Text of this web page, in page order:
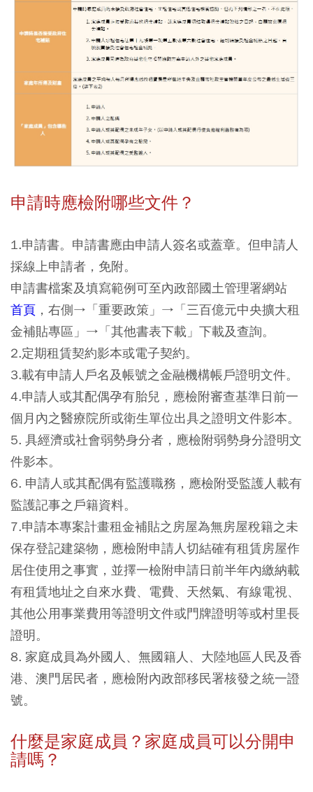
申請時應檢附哪些文件？
1.申請書。申請書應由申請人簽名或蓋章。但申請人
採線上申請者，免附。
申請書檔案及填寫範例可至內政部國土管理署網站
首頁 ，右側→「重要政策」→「三百億元中央擴大租
金補貼專區」→「其他書表下載」下載及查詢。
2.定期租賃契約影本或電子契約。
3.載有申請人戶名及帳號之金融機構帳戶證明文件。
4.申請人或其配偶孕有胎兒，應檢附審查基準日前一
個月內之醫療院所或衛生單位出具之證明文件影本。
5. 具經濟或社會弱勢身分者，應檢附弱勢身分證明文
件影本。
6. 申請人或其配偶有監護職務，應檢附受監護人載有
監護記事之戶籍資料。
7.申請本專案計畫租金補貼之房屋為無房屋稅籍之未
保存登記建築物，應檢附申請人切結確有租賃房屋作
居住使用之事實，並擇一檢附申請日前半年內繳納載
有租賃地址之自來水費、電費、天然氣、有線電視、
其他公用事業費用等證明文件或門牌證明等或村里長
證明。
8. 家庭成員為外國人、無國籍人、大陸地區人民及香
港、澳門居民者，應檢附內政部移民署核發之統一證
號。
什麼是家庭成員？家庭成員可以分開申
請嗎？